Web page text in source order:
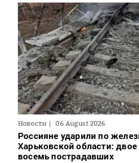
Новости 06 August 2026
Россияне ударили по
Харьковской области:
восемь пострадавших